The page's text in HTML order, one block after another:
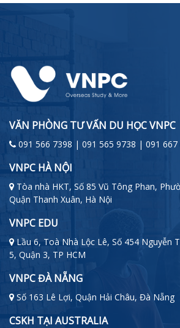
VĂN PHÒNG TƯ VẤN DU HỌC VNPC
091 566 7398 | 091 565 9738 | 091 667
VNPC HÀ NỘI
Tòa nhà HKT, Số 85 Vũ Tông Phan,
Quận Thanh Xuân, Hà Nội
VNPC EDU
Lầu 6, Toà Nhà Lộc Lê, Số 454 Nguyễn
5, Quận 3, TP HCM
VNPC ĐÀ NẴNG
Số 163 Lê Lợi, Quận Hải Châu, Đà Nẵng
CSKH TẠI AUSTRALIA